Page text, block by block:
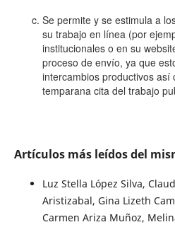
Se permite y se estimula a
su trabajo en línea (por
institucionales o en su
proceso de envío, ya que
intercambios productivos así
temparana cita del trabajo
Artículos más leídos del
Luz Stella López Silva,
Aristizabal, Gina Lizeth
Carmen Ariza Muñoz,